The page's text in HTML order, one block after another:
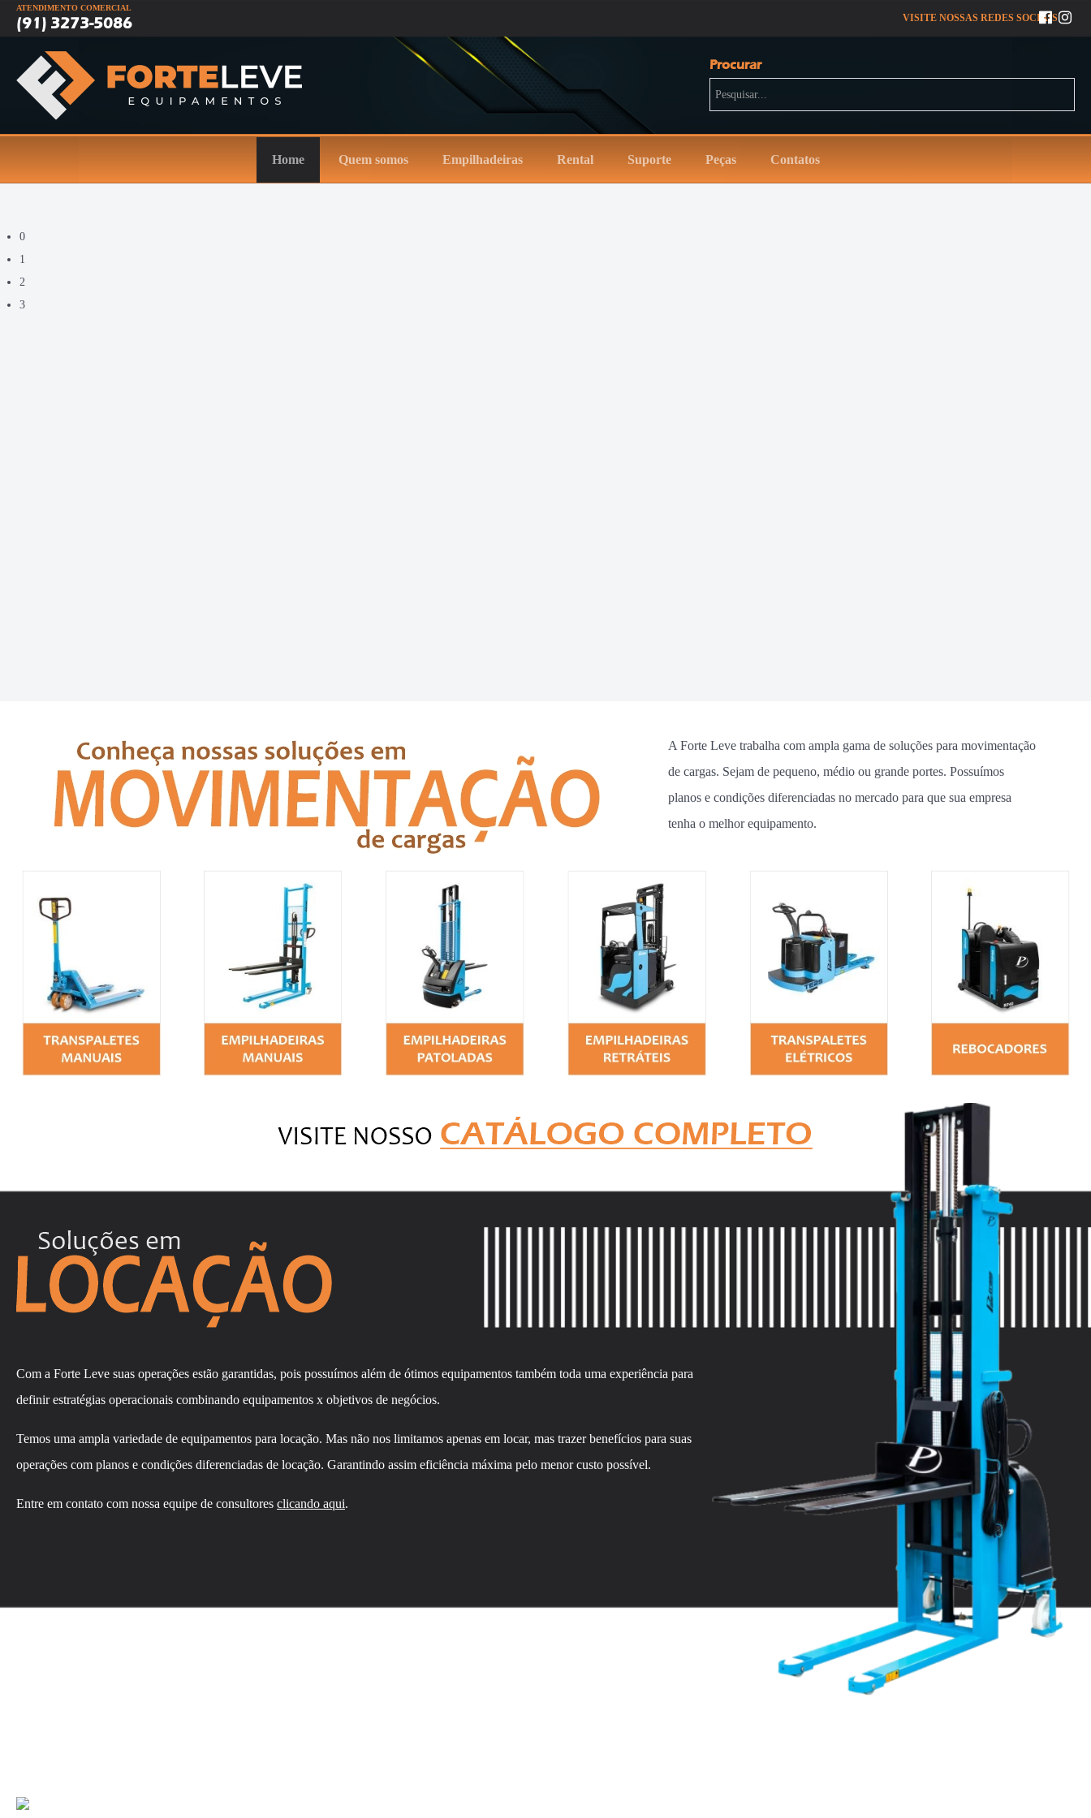
ATENDIMENTO COMERCIAL
(91) 3273-5086 VISITE NOSSAS REDES SOCIAIS
Procurar
Pesquisar...
Home Quem somos Empilhadeiras Rental Suporte Peças Contatos
0
1
2
3
A Forte Leve trabalha com ampla gama de soluções para movimentação
de cargas. Sejam de pequeno, médio ou grande portes. Possuímos
planos e condições diferenciadas no mercado para que sua empresa
tenha o melhor equipamento.
Com a Forte Leve suas operações estão garantidas, pois possuímos além de ótimos equipamentos também toda uma experiência para
definir estratégias operacionais combinando equipamentos x objetivos de negócios.
Temos uma ampla variedade de equipamentos para locação. Mas não nos limitamos apenas em locar, mas trazer benefícios para suas
operações com planos e condições diferenciadas de locação. Garantindo assim eficiência máxima pelo menor custo possível.
Entre em contato com nossa equipe de consultores clicando aqui.